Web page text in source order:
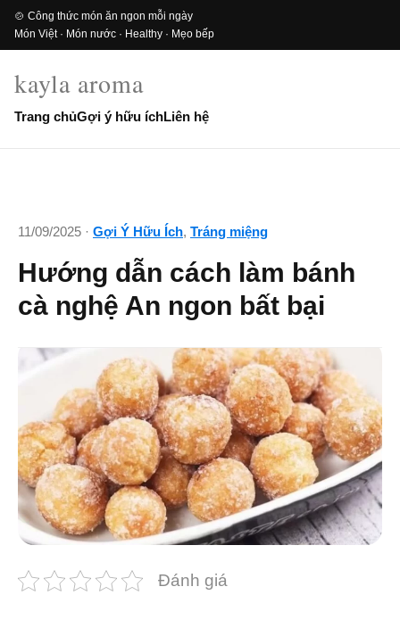
🍲 Công thức món ăn ngon mỗi ngày
Món Việt · Món nước · Healthy · Mẹo bếp
kayla aroma
Trang chủGợi ý hữu íchLiên hệ
11/09/2025 · Gợi Ý Hữu Ích, Tráng miệng
Hướng dẫn cách làm bánh
cà nghệ An ngon bất bại
Đánh giá